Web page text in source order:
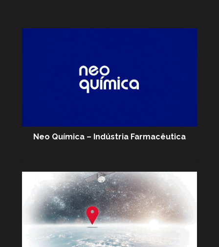
Neo Química – Indústria Farmacêutica